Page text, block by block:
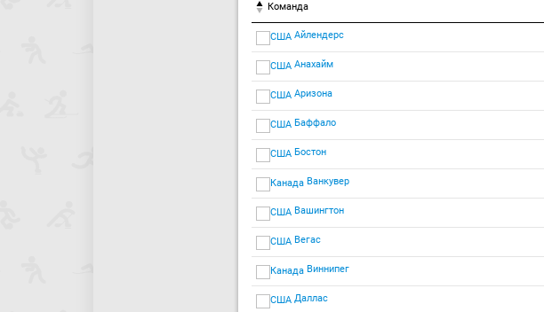
Команда
Айлендерс
Анахайм
Аризона
Баффало
Бостон
Ванкувер
Вашингтон
Вегас
Виннипег
Даллас